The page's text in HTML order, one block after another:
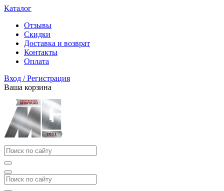
Каталог
Отзывы
Скидки
Доставка и возврат
Контакты
Оплата
Вход / Регистрация
Ваша корзина